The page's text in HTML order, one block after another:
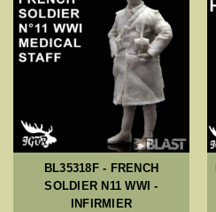
BL35318F - FRENCH
SOLDIER N11 WWI -
INFIRMIER